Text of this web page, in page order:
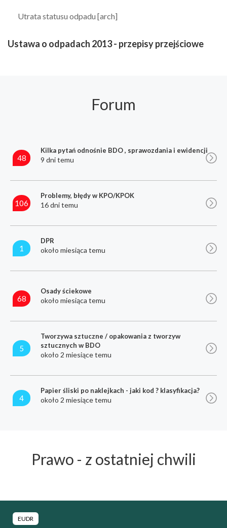
Utrata statusu odpadu [arch]
Ustawa o odpadach 2013 - przepisy przejściowe
Forum
48
Kilka pytań odnośnie BDO , sprawozdania i ewidencji
9 dni temu
106
Problemy, błędy w KPO/KPOK
16 dni temu
1
DPR
około miesiąca temu
68
Osady ściekowe
około miesiąca temu
5
Tworzywa sztuczne / opakowania z tworzyw
sztucznych w BDO
około 2 miesiące temu
4
Papier śliski po naklejkach - jaki kod ? klasyfikacja?
około 2 miesiące temu
Prawo - z ostatniej chwili
EUDR